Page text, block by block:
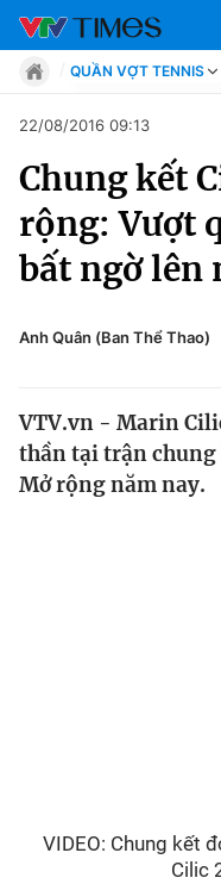
Chuyên mục
Tin tức
Chân dung
QUẦN VỢT TENNIS
Move
Phong cách
Chân dung
Sự kiện
Bóng đá
Thể thao điện tử
22/08/2016 09:13
Chung kết
rộng: Vượt
bất ngờ lên
Anh Quân (Ban Thể Thao)
VTV.vn - Marin
thần tại trận
Mở rộng năm nay.
VIDEO: Chung kết
Cilic